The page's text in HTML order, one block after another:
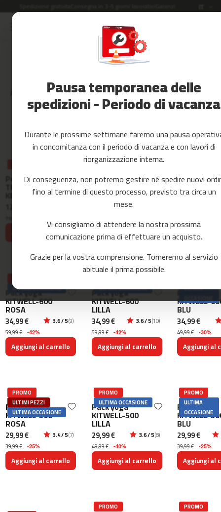
Pausa temporanea delle
spedizioni - Periodo di vacanza
Durante le prossime settimane faremo una pausa
in concomitanza con il periodo di vacanza e con lavori di
riorganizzazione interna.
Di conseguenza, non potremo gestire né spedire nuovi
fino al termine di questo processo, previsto tra circa un
mese.
Vi consigliamo di attendere la nostra prossima
comunicazione prima di effettuare un acquisto.
Grazie per la vostra comprensione. Torneremo al servizio
abituale il prima possibile.
Salta
Pilates
c
-
8
0
m
c
-
m
c
-
1
0
0
m
Regali di Natale per sportivi
Attrezzature e accessori per il fitness perfetti per i
regali di Natale
Pesi russi
TRIANGULAR
KETTLEBELL
Aggiungi al carrello
PROMO
Pack fitness
SHAPES KIT
29,99 €
Aggiungi al carrello
OCCASIONE
Pack yoga
KITWELL-
601 LILLA
Aggiungi
ULTIMA OCCASIONE
Pack yoga
KITWELL-600
ROSA
34,99 €
59,99 € -42%
3.6 / 5(9)
Aggiungi al carrello
ULTIMA OCCASIONE
Pack yoga
KITWELL-600
LILLA
34,99 €
59,99 € -42%
3.6 / 5(10)
Aggiungi al carrello
ULTIMA
Pack yoga
KITWELL-
BLU
34,99 €
49,99 € -30%
Aggiungi al
PROMO
ULTIMI PEZZI
ULTIMA OCCASIONE
Pack yoga
KITWELL-500
ROSA
29,99 €
39,99 € -25%
3.4 / 5(7)
Aggiungi al carrello
PROMO
ULTIMA OCCASIONE
Pack yoga
KITWELL-500
LILLA
29,99 €
49,99 € -40%
3.6 / 5(8)
Aggiungi al carrello
PROMO
ULTIMA
OCCASIONE
Pack yoga
KITWELL-
BLU
29,99 €
39,99 € -25%
Aggiungi al
PROMO PROMO